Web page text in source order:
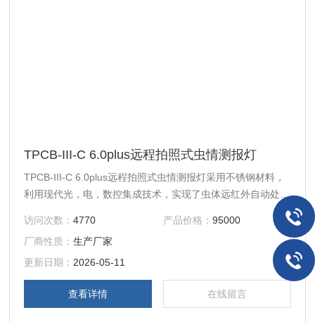
TPCB-III-C 6.0plus远程拍照式虫情测报灯
TPCB-III-C 6.0plus远程拍照式虫情测报灯采用不锈钢材料，
利用现代光，电，数控集成技术，实现了虫体远红外自动处
理，传送带配合运输，整灯自动运行等功能。在无人监管的情
况下，可自动完成诱虫，杀虫，虫体分散，拍照，运输，收
集，排水等系统作业。
访问次数：4770 产品价格： 95000
厂商性质：生产厂家
更新日期： 2026-05-11
查看详情 在线留言